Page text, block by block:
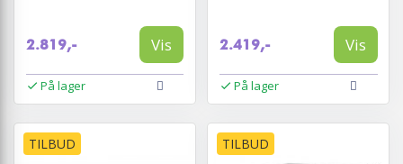
2.819,- Vis
På lager
2.419,- Vis
På lager
TILBUD TILBUD